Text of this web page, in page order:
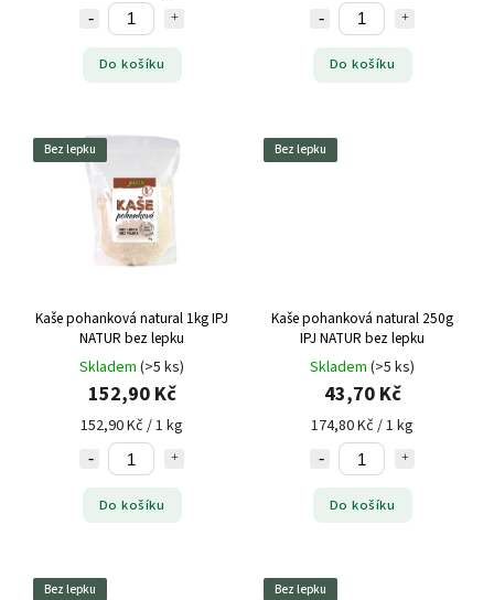
Do košíku Do košíku
Bez lepku
Kaše pohanková natural 1kg IPJ
NATUR bez lepku
Skladem (>5 ks)
152,90 Kč
152,90 Kč / 1 kg
Do košíku
Bez lepku
Kaše pohanková natural 250g
IPJ NATUR bez lepku
Skladem (>5 ks)
43,70 Kč
174,80 Kč / 1 kg
Do košíku
Bez lepku Bez lepku